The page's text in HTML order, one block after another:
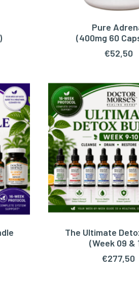
TOEVOEGEN AAN
Pure
(400mg 60
€52,50
TOEVOEGEN AAN
The Ultimate
(Week 09 &
€277,50